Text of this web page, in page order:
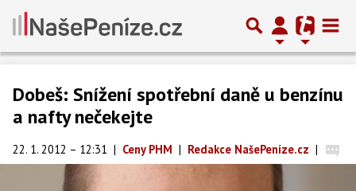
Dobeš: Snížení spotřební daně u benzínu
a nafty nečekejte
22. 1. 2012 – 12:31 | Ceny PHM | Redakce NašePeníze.cz |